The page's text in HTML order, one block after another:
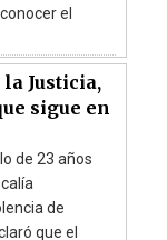
el
Justicia,
sigue en
de 23 años
de
que el